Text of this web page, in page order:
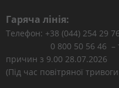
Гаряча лінія:
Телефон: +38 (044) 254 29
0 800 50 56 46 –
причин з 9.00 28.07.2026
(Під час повітряної